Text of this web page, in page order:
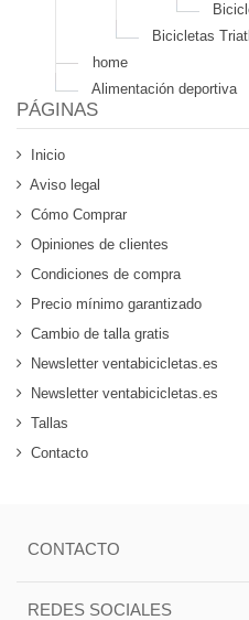
Bicicletas
home
Alimentación deportiva
PÁGINAS
Inicio
Aviso legal
Cómo Comprar
Opiniones de clientes
Condiciones de compra
Precio mínimo garantizado
Cambio de talla gratis
Newsletter ventabicicletas.es
Newsletter ventabicicletas.es
Tallas
Contacto
CONTACTO
REDES SOCIALES